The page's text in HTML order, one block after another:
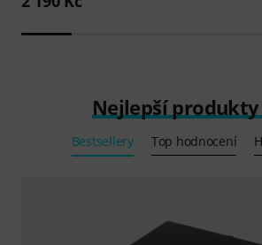
Nejlepší produkty
Bestsellery Top hodnocení